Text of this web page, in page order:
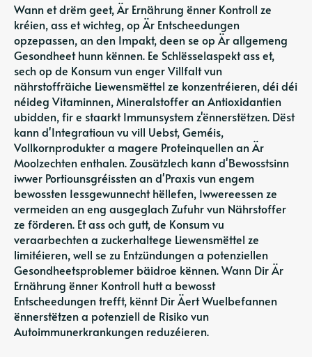
Wann et drëm geet, Är Ernährung ënner Kontroll ze
kréien, ass et wichteg, op Är Entscheedungen
opzepassen, an den Impakt, deen se op Är allgemeng
Gesondheet hunn kënnen. Ee Schlësselaspekt ass et,
sech op de Konsum vun enger Villfalt vun
nährstoffräiche Liewensmëttel ze konzentréieren, déi déi
néideg Vitaminnen, Mineralstoffer an Antioxidantien
ubidden, fir e staarkt Immunsystem z'ënnerstëtzen. Dëst
kann d'Integratioun vu vill Uebst, Geméis,
Vollkornprodukter a magere Proteinquellen an Är
Moolzechten enthalen. Zousätzlech kann d'Bewosstsinn
iwwer Portiounsgréissten an d'Praxis vun engem
bewossten Iessgewunnecht hëllefen, Iwwereessen ze
vermeiden an eng ausgeglach Zufuhr vun Nährstoffer
ze förderen. Et ass och gutt, de Konsum vu
veraarbechten a zuckerhaltege Liewensmëttel ze
limitéieren, well se zu Entzündungen a potenziellen
Gesondheetsproblemer bäidroe kënnen. Wann Dir Är
Ernährung ënner Kontroll hutt a bewosst
Entscheedungen trefft, kënnt Dir Äert Wuelbefannen
ënnerstëtzen a potenziell de Risiko vun
Autoimmunerkrankungen reduzéieren.